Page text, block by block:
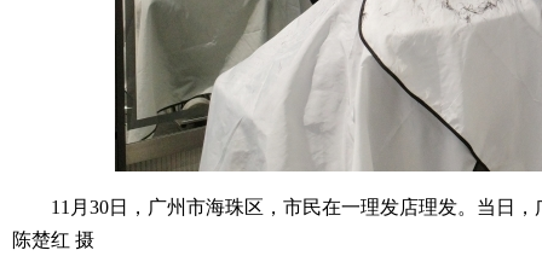
11月30日，广州市海珠区，市民在一理发店理发。当日，
陈楚红 摄